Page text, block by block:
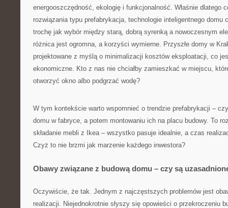
energooszczędność, ekologię i funkcjonalność. Właśnie dlatego
rozwiązania typu prefabrykacja, technologie inteligentnego domu
trochę jak wybór między starą, dobrą syrenką a nowoczesnym
różnica jest ogromna, a korzyści wymierne. Przyszłe domy w
projektowane z myślą o minimalizacji kosztów eksploatacji, co
ekonomiczne. Kto z nas nie chciałby zamieszkać w miejscu,
otworzyć okno albo podgrzać wodę?
W tym kontekście warto wspomnieć o trendzie prefabrykacji –
domu w fabryce, a potem montowaniu ich na placu budowy. To
składanie mebli z Ikea – wszystko pasuje idealnie, a czas
Czyż to nie brzmi jak marzenie każdego inwestora?
Obawy związane z budową domu – czy są
Oczywiście, że tak. Jednym z najczęstszych problemów jest
realizacji. Niejednokrotnie słyszy się opowieści o przekroczeniu